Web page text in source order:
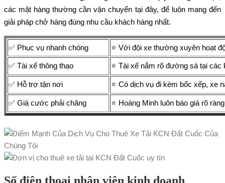
các mặt hàng thường cần vận chuyển tại đây, để luôn mang đến
giải pháp chở hàng đúng nhu cầu khách hàng nhất.
✅ Phục vụ nhanh chóng ⭐ Với đội xe thường xuyên hoạt
✅ Tài xế thông thạo ⭐ Tài xế nắm rõ đường sá tại
✅ Hỗ trợ tận nơi ⭐ Có dịch vụ đi kèm bốc xếp, xe
✅ Giá cước phải chăng ⭐ Hoàng Minh luôn báo giá rõ
Số điện thoại nhân viên kinh doanh